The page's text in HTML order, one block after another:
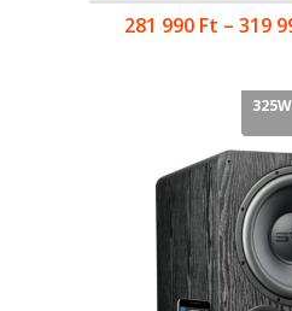
281 990 Ft – 319
325W